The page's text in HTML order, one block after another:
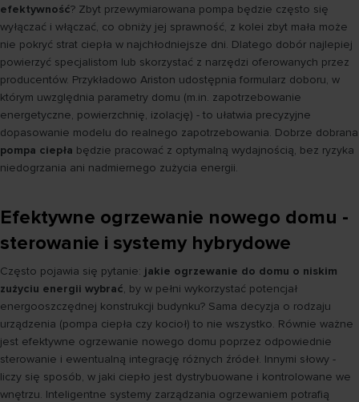
efektywność? Zbyt przewymiarowana pompa będzie często się
wyłączać i włączać, co obniży jej sprawność, z kolei zbyt mała może
nie pokryć strat ciepła w najchłodniejsze dni. Dlatego dobór najlepiej
powierzyć specjalistom lub skorzystać z narzędzi oferowanych przez
producentów. Przykładowo Ariston udostępnia formularz doboru, w
którym uwzględnia parametry domu (m.in. zapotrzebowanie
energetyczne, powierzchnię, izolację) - to ułatwia precyzyjne
dopasowanie modelu do realnego zapotrzebowania. Dobrze dobrana
pompa ciepła będzie pracować z optymalną wydajnością, bez ryzyka
niedogrzania ani nadmiernego zużycia energii.
Efektywne ogrzewanie nowego domu -
sterowanie i systemy hybrydowe
Często pojawia się pytanie: jakie ogrzewanie do domu o niskim
zużyciu energii wybrać, by w pełni wykorzystać potencjał
energooszczędnej konstrukcji budynku? Sama decyzja o rodzaju
urządzenia (pompa ciepła czy kocioł) to nie wszystko. Równie ważne
jest efektywne ogrzewanie nowego domu poprzez odpowiednie
sterowanie i ewentualną integrację różnych źródeł. Innymi słowy -
liczy się sposób, w jaki ciepło jest dystrybuowane i kontrolowane we
wnętrzu. Inteligentne systemy zarządzania ogrzewaniem potrafią